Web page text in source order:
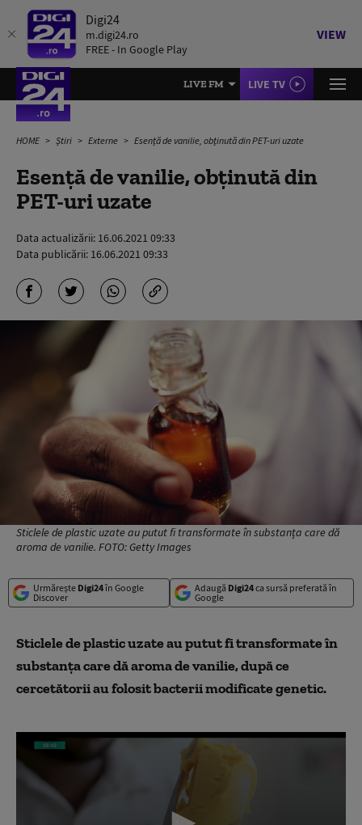
Digi24
m.digi24.ro
FREE - In Google Play
VIEW
LIVE FM LIVE TV
HOME Știri Externe Esență de vanilie, obținută din PET-uri uzate
Esență de vanilie, obținută din
PET-uri uzate
Data actualizării: 16.06.2021 09:33
Data publicării: 16.06.2021 09:33
Sticlele de plastic uzate au putut fi transformate în substanța care dă
aroma de vanilie. FOTO: Getty Images
Urmărește Digi24în Google
Discover
Adaugă Digi24ca sursă preferată în
Google
Sticlele de plastic uzate au putut fi transformate în
substanța care dă aroma de vanilie, după ce
cercetătorii au folosit bacterii modificate genetic.